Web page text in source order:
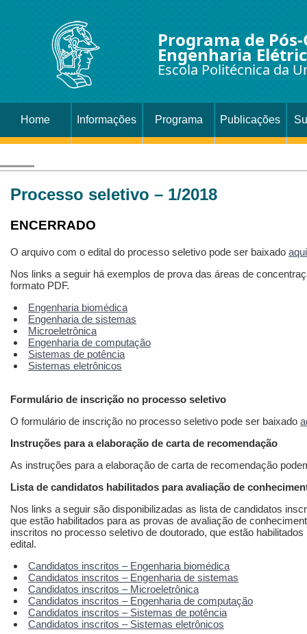
Programa de
Engenharia
Escola Politécnica da
Home Informações Programa Publicações
Processo seletivo – 1/2018
ENCERRADO
O arquivo com o edital do processo seletivo pode ser baixado aqui
Nos links a seguir há exemplos de prova das áreas de
formato PDF.
Engenharia biomédica
Engenharia de sistemas
Microeletrônica
Engenharia de computação
Sistemas de potência
Sistemas eletrônicos
Formulário de inscrição no processo seletivo
O formulário de inscrição no processo seletivo pode ser baixado
Instruções para a elaboração de carta de recomendação
As instruções para a elaboração de carta de recomendação
Lista de candidatos habilitados para avaliação de
Nos links a seguir são disponibilizadas as lista de candidatos
que estão habilitados para as provas de avaliação de
inscritos no processo seletivo de doutorado, que estão
edital.
Candidatos inscritos – Engenharia biomédica
Candidatos inscritos – Engenharia de sistemas
Candidatos inscritos – Microeletrônica
Candidatos inscritos – Engenharia de computação
Candidatos inscritos – Sistemas de potência
Candidatos inscritos – Sistemas eletrônicos